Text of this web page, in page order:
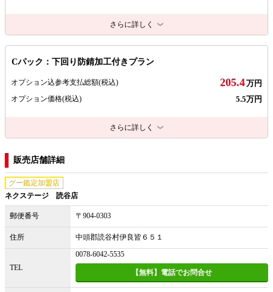
さらに詳しく
Cパック：下回り防錆加工付きプラン
オプション込参考支払総額(税込) 205.4万円
オプション価格(税込) 5.5万円
さらに詳しく
販売店舗詳細
グー鑑定加盟店
ネクステージ 読谷店
郵便番号 〒904-0303
住所 中頭郡読谷村伊良皆６５１
TEL
0078-6042-5535
【無料】電話でお問合せ